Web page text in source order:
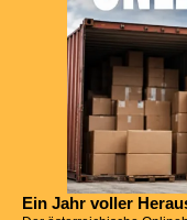
Ein Jahr voller